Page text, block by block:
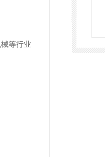
等行业